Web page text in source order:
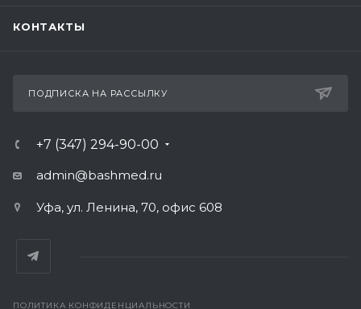
КОНТАКТЫ
ПОДПИСКА НА РАССЫЛКУ
+7 (347) 294-90-00
admin@bashmed.ru
Уфа, ул. Ленина, 70, офис 608
ПОЛИТИКА КОНФИДЕНЦИАЛЬНОСТИ